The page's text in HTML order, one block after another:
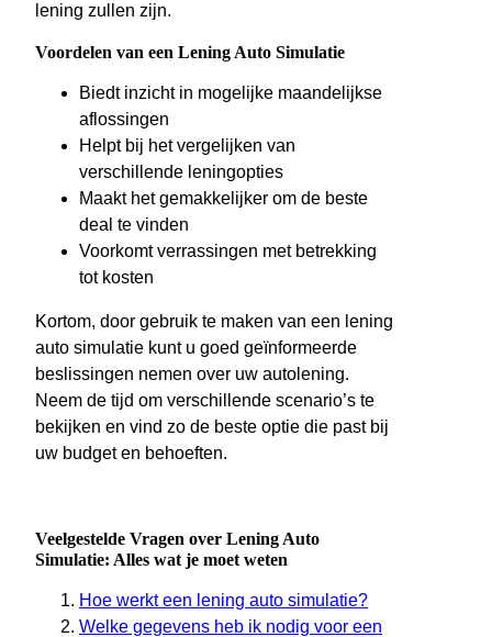
lening zullen zijn.
Voordelen van een Lening Auto Simulatie
Biedt inzicht in mogelijke maandelijkse
aflossingen
Helpt bij het vergelijken van
verschillende leningopties
Maakt het gemakkelijker om de beste
deal te vinden
Voorkomt verrassingen met betrekking
tot kosten
Kortom, door gebruik te maken van een lening
auto simulatie kunt u goed geïnformeerde
beslissingen nemen over uw autolening.
Neem de tijd om verschillende scenario’s te
bekijken en vind zo de beste optie die past bij
uw budget en behoeften.
Veelgestelde Vragen over Lening Auto
Simulatie: Alles wat je moet weten
Hoe werkt een lening auto simulatie?
Welke gegevens heb ik nodig voor een